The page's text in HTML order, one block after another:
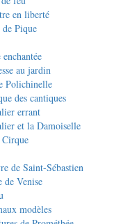
en liberté
Pique
au jardin
Polichinelle
des cantiques
errant
et la Damoiselle
de Saint-Sébastien
de Venise
modèles